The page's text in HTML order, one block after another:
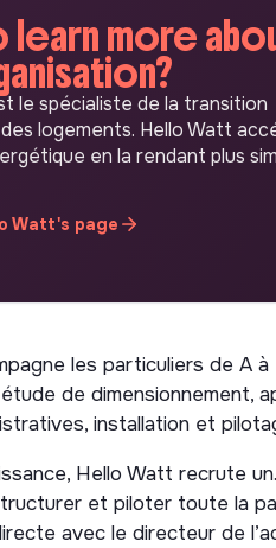
learn more
le spécialiste de la transition
logements. Hello Watt
en la rendant plus
Watt's page
les particuliers de A
de dimensionnement,
installation et
Hello Watt recrute
et piloter toute la
avec le directeur de